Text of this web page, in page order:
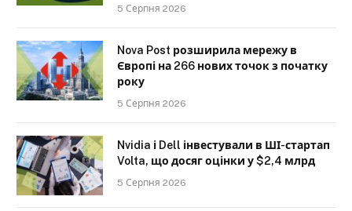
5 Серпня 2026
Nova Post розширила мережу в
Європі на 266 нових точок з початку
року
5 Серпня 2026
Nvidia і Dell інвестували в ШІ-стартап
Volta, що досяг оцінки у $2,4 млрд
5 Серпня 2026